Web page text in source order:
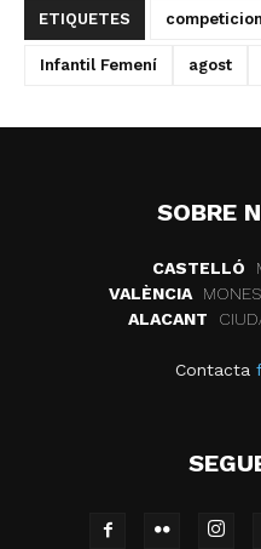
ETIQUETES
Infantil Femení agost
SOBRE
CASTELLÓ
VALÈNCIA
ALACANT
Contacta